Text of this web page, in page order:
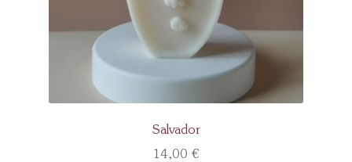
Salvador
14,00 €